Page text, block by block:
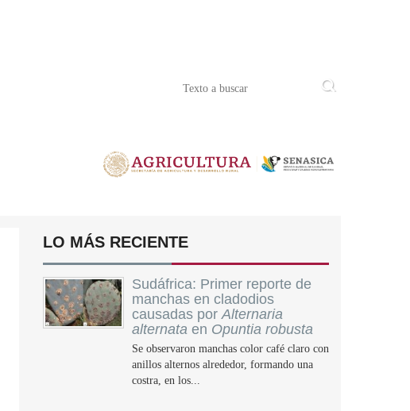
LO MÁS RECIENTE
Sudáfrica: Primer reporte de
manchas en cladodios
causadas porAlternaria
alternata en Opuntia robusta
Se observaron manchas color café claro con
anillos alternos alrededor, formando una
costra, en los...